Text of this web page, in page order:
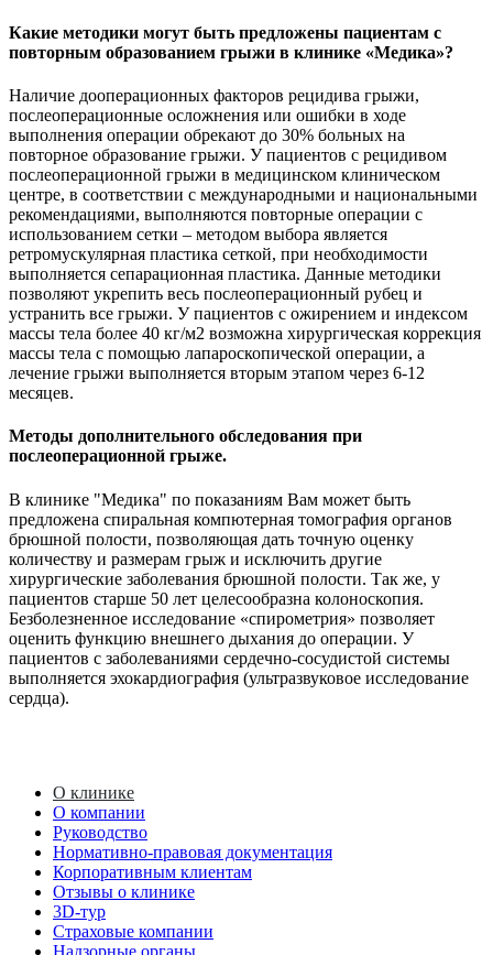
Какие методики могут быть предложены пациентам с
повторным образованием грыжи в клинике «Медика»?
Наличие дооперационных факторов рецидива грыжи,
послеоперационные осложнения или ошибки в ходе
выполнения операции обрекают до 30% больных на
повторное образование грыжи. У пациентов с рецидивом
послеоперационной грыжи в медицинском клиническом
центре, в соответствии с международными и национальными
рекомендациями, выполняются повторные операции с
использованием сетки – методом выбора является
ретромускулярная пластика сеткой, при необходимости
выполняется сепарационная пластика. Данные методики
позволяют укрепить весь послеоперационный рубец и
устранить все грыжи. У пациентов с ожирением и индексом
массы тела более 40 кг/м2 возможна хирургическая коррекция
массы тела с помощью лапароскопической операции, а
лечение грыжи выполняется вторым этапом через 6-12
месяцев.
Методы дополнительного обследования при
послеоперационной грыже.
В клинике "Медика" по показаниям Вам может быть
предложена спиральная компютерная томография органов
брюшной полости, позволяющая дать точную оценку
количеству и размерам грыж и исключить другие
хирургические заболевания брюшной полости. Так же, у
пациентов старше 50 лет целесообразна колоноскопия.
Безболезненное исследование «спирометрия» позволяет
оценить функцию внешнего дыхания до операции. У
пациентов с заболеваниями сердечно-сосудистой системы
выполняется эхокардиография (ультразвуковое исследование
сердца).
О клинике
О компании
Руководство
Нормативно-правовая документация
Корпоративным клиентам
Отзывы о клинике
3D-тур
Страховые компании
Надзорные органы